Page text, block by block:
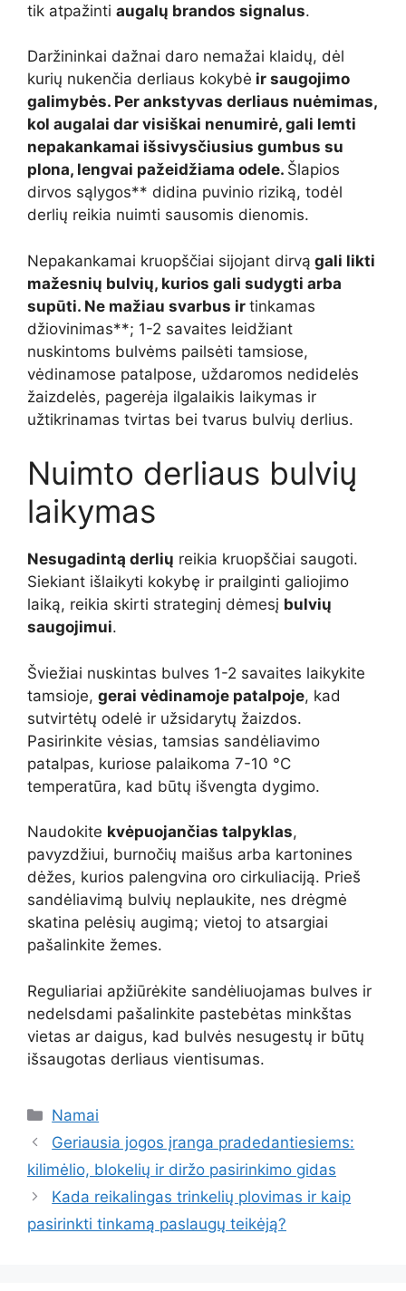
tik atpažinti augalų brandos signalus.
Daržininkai dažnai daro nemažai klaidų, dėl
kurių nukenčia derliaus kokybė ir saugojimo
galimybės. Per ankstyvas derliaus nuėmimas,
kol augalai dar visiškai nenumirė, gali lemti
nepakankamai išsivysčiusius gumbus su
plona, lengvai pažeidžiama odele. Šlapios
dirvos sąlygos** didina puvinio riziką, todėl
derlių reikia nuimti sausomis dienomis.
Nepakankamai kruopščiai sijojant dirvą gali likti
mažesnių bulvių, kurios gali sudygti arba
supūti. Ne mažiau svarbus ir tinkamas
džiovinimas**; 1-2 savaites leidžiant
nuskintoms bulvėms pailsėti tamsiose,
vėdinamose patalpose, uždaromos nedidelės
žaizdelės, pagerėja ilgalaikis laikymas ir
užtikrinamas tvirtas bei tvarus bulvių derlius.
Nuimto derliaus bulvių
laikymas
Nesugadintą derlių reikia kruopščiai saugoti.
Siekiant išlaikyti kokybę ir prailginti galiojimo
laiką, reikia skirti strateginį dėmesį bulvių
saugojimui.
Šviežiai nuskintas bulves 1-2 savaites laikykite
tamsioje, gerai vėdinamoje patalpoje, kad
sutvirtėtų odelė ir užsidarytų žaizdos.
Pasirinkite vėsias, tamsias sandėliavimo
patalpas, kuriose palaikoma 7-10 °C
temperatūra, kad būtų išvengta dygimo.
Naudokite kvėpuojančias talpyklas,
pavyzdžiui, burnočių maišus arba kartonines
dėžes, kurios palengvina oro cirkuliaciją. Prieš
sandėliavimą bulvių neplaukite, nes drėgmė
skatina pelėsių augimą; vietoj to atsargiai
pašalinkite žemes.
Reguliariai apžiūrėkite sandėliuojamas bulves ir
nedelsdami pašalinkite pastebėtas minkštas
vietas ar daigus, kad bulvės nesugestų ir būtų
išsaugotas derliaus vientisumas.
Kategorijos
Namai
Geriausia jogos įranga pradedantiesiems:
kilimėlio, blokelių ir diržo pasirinkimo gidas
Kada reikalingas trinkelių plovimas ir kaip
pasirinkti tinkamą paslaugų teikėją?